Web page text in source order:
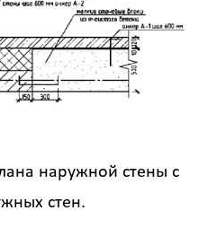
наружной стены с
стен.